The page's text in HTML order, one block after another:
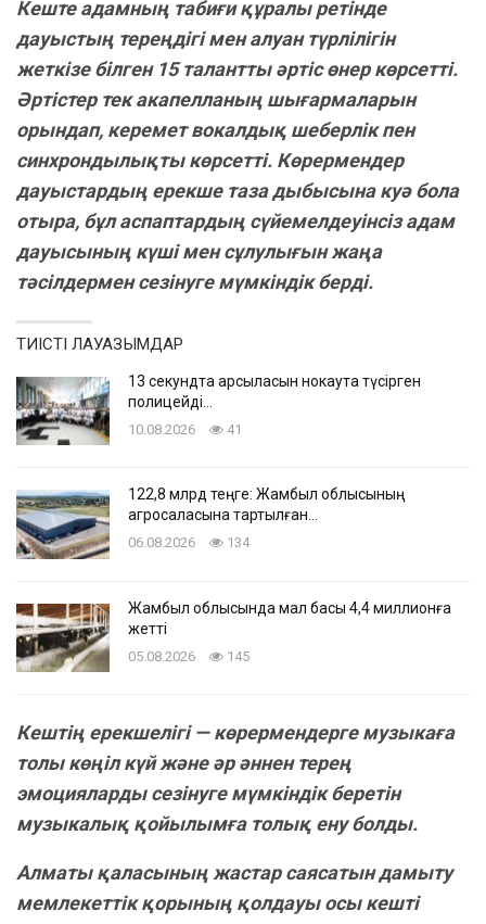
Кеште адамның табиғи құралы ретінде
дауыстың тереңдігі мен алуан түрлілігін
жеткізе білген 15 талантты әртіс өнер көрсетті.
Әртістер тек акапелланың шығармаларын
орындап, керемет вокалдық шеберлік пен
синхрондылықты көрсетті. Көрермендер
дауыстардың ерекше таза дыбысына куә бола
отыра, бұл аспаптардың сүйемелдеуінсіз адам
дауысының күші мен сұлулығын жаңа
тәсілдермен сезінуге мүмкіндік берді.
ТИІСТІ ЛАУАЗЫМДАР
13 секундта қарсыласын нокаутқа түсірген
полицейді…
10.08.2026 41
122,8 млрд теңге: Жамбыл облысының
агросаласына тартылған…
06.08.2026 134
Жамбыл облысында мал басы 4,4 миллионға
жетті
05.08.2026 145
Кештің ерекшелігі — көрермендерге музыкаға
толы көңіл күй және әр әннен терең
эмоцияларды сезінуге мүмкіндік беретін
музыкалық қойылымға толық ену болды.
Алматы қаласының жастар саясатын дамыту
мемлекеттік қорының қолдауы осы кешті